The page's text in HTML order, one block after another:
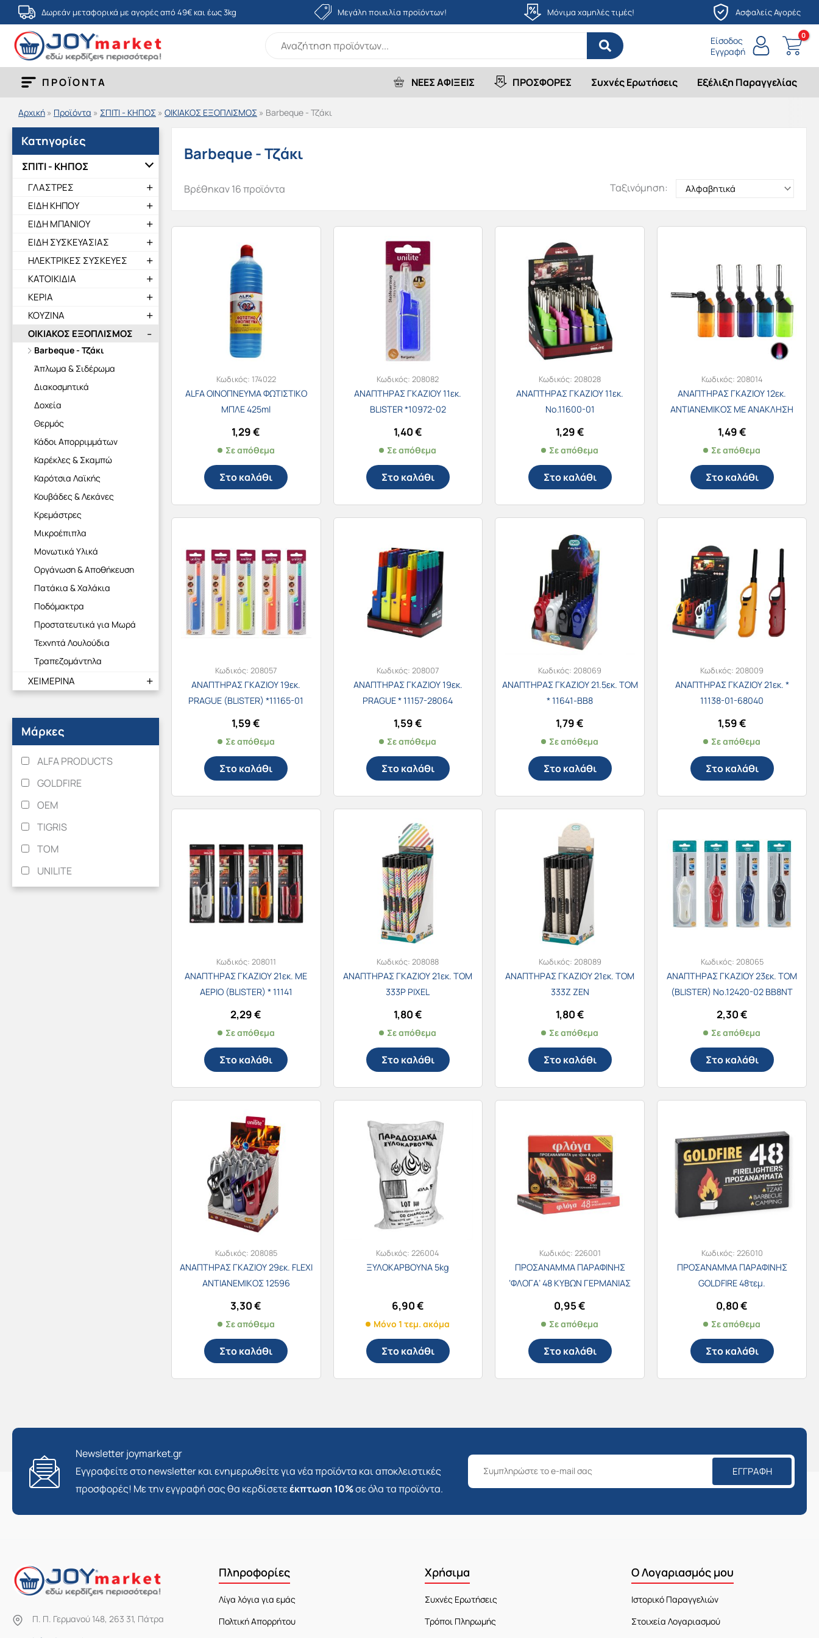
Μετάβαση
στο
περιεχόμενο
Δωρεάν μεταφορικά με αγορές από 49€ και έως 3kg Μεγάλη ποικιλία προϊόντων! Μόνιμα χαμηλές τιμές! Ασφαλείς Αγορές
Είσοδος
Εγγραφή
ΠΡΟΪΟΝΤΑ ΝΕΕΣ ΑΦΙΞΕΙΣ ΠΡΟΣΦΟΡΕΣ Συχνές Ερωτήσεις Εξέλιξη Παραγγελίας
Αρχική » Προϊόντα » ΣΠΙΤΙ - ΚΗΠΟΣ » ΟΙΚΙΑΚΟΣ ΕΞΟΠΛΙΣΜΟΣ » Barbeque - Τζάκι
Κατηγορίες
ΣΠΙΤΙ - ΚΗΠΟΣ
ΓΛΑΣΤΡΕΣ
ΕΙΔΗ ΚΗΠΟΥ
ΕΙΔΗ ΜΠΑΝΙΟΥ
ΕΙΔΗ ΣΥΣΚΕΥΑΣΙΑΣ
ΗΛΕΚΤΡΙΚΕΣ ΣΥΣΚΕΥΕΣ
ΚΑΤΟΙΚΙΔΙΑ
ΚΕΡΙΑ
ΚΟΥΖΙΝΑ
ΟΙΚΙΑΚΟΣ ΕΞΟΠΛΙΣΜΟΣ
Barbeque - Τζάκι
Άπλωμα & Σιδέρωμα
Διακοσμητικά
Δοχεία
Θερμός
Κάδοι Απορριμμάτων
Καρέκλες & Σκαμπώ
Καρότσια Λαϊκής
Κουβάδες & Λεκάνες
Κρεμάστρες
Μικροέπιπλα
Μονωτικά Υλικά
Οργάνωση & Αποθήκευση
Πατάκια & Χαλάκια
Ποδόμακτρα
Προστατευτικά για Μωρά
Τεχνητά Λουλούδια
Τραπεζομάντηλα
ΧΕΙΜΕΡΙΝΑ
Μάρκες
ALFA PRODUCTS
GOLDFIRE
OEM
TIGRIS
TOM
UNILITE
Barbeque - Τζάκι
Βρέθηκαν 16 προϊόντα Ταξινόμηση:
Κωδικός: 174022
ALFA ΟΙΝΟΠΝΕΥΜΑ ΦΩΤΙΣΤΙΚΟ
ΜΠΛΕ 425ml
1,29€
Σε απόθεμα
Στο καλάθι
Κωδικός:208082
ΑΝΑΠΤΗΡΑΣ ΓΚΑΖΙΟΥ 11εκ.
BLISTER *10972-02
1,40€
Σε απόθεμα
Στο καλάθι
Κωδικός:208028
ΑΝΑΠΤΗΡΑΣ ΓΚΑΖΙΟΥ 11εκ.
Νο.11600-01
1,29€
Σε απόθεμα
Στο καλάθι
Κωδικός: 208014
ΑΝΑΠΤΗΡΑΣ ΓΚΑΖΙΟΥ 12εκ.
ΑΝΤΙΑΝΕΜΙΚΟΣ ΜΕ ΑΝΑΚΛΗΣΗ
1,49€
Σε απόθεμα
Στο καλάθι
Κωδικός:208057
ΑΝΑΠΤΗΡΑΣ ΓΚΑΖΙΟΥ 19εκ.
PRAGUE (BLISTER) *11165-01
1,59€
Σε απόθεμα
Στο καλάθι
Κωδικός:208007
ΑΝΑΠΤΗΡΑΣ ΓΚΑΖΙΟΥ 19εκ.
PRAGUE * 11157-28064
1,59€
Σε απόθεμα
Στο καλάθι
Κωδικός:208069
ΑΝΑΠΤΗΡΑΣ ΓΚΑΖΙΟΥ 21.5εκ. TOM
* 11641-BB8
1,79€
Σε απόθεμα
Στο καλάθι
Κωδικός:208009
ΑΝΑΠΤΗΡΑΣ ΓΚΑΖΙΟΥ 21εκ. *
11138-01-68040
1,59€
Σε απόθεμα
Στο καλάθι
Κωδικός: 208011
ΑΝΑΠΤΗΡΑΣ ΓΚΑΖΙΟΥ 21εκ. ME
ΑΕΡΙΟ (BLISTER) * 11141
2,29€
Σε απόθεμα
Στο καλάθι
Κωδικός:208088
ΑΝΑΠΤΗΡΑΣ ΓΚΑΖΙΟΥ 21εκ. TOM
333P PIXEL
1,80€
Σε απόθεμα
Στο καλάθι
Κωδικός: 208089
ΑΝΑΠΤΗΡΑΣ ΓΚΑΖΙΟΥ 21εκ. TOM
333Z ZEN
1,80€
Σε απόθεμα
Στο καλάθι
Κωδικός: 208065
ΑΝΑΠΤΗΡΑΣ ΓΚΑΖΙΟΥ 23εκ. TOM
(BLISTER) No.12420-02 BB8NT
2,30€
Σε απόθεμα
Στο καλάθι
Κωδικός: 208085
ΑΝΑΠΤΗΡΑΣ ΓΚΑΖΙΟΥ 29εκ. FLEXI
ΑΝΤΙΑΝΕΜΙΚΟΣ 12596
3,30€
Σε απόθεμα
Στο καλάθι
Κωδικός:226004
ΞΥΛΟΚΑΡΒΟΥΝΑ 5kg
6,90€
Μόνο 1 τεμ. ακόμα
Στο καλάθι
Κωδικός: 226001
ΠΡΟΣΑΝΑΜΜΑ ΠΑΡΑΦΙΝΗΣ
‘ΦΛΟΓΑ’ 48 ΚΥΒΩΝ ΓΕΡΜΑΝΙΑΣ
0,95€
Σε απόθεμα
Στο καλάθι
Κωδικός: 226010
ΠΡΟΣΑΝΑΜΜΑ ΠΑΡΑΦΙΝΗΣ
GOLDFIRE 48τεμ.
0,80€
Σε απόθεμα
Στο καλάθι
Newsletter joymarket.gr
Εγγραφείτε στο newsletter και ενημερωθείτε για νέα προϊόντα και αποκλειστικές
προσφορές! Με την εγγραφή σας θα κερδίσετεέκπτωση 10%σε όλα τα προϊόντα.
ΕΓΓΡΑΦΉ
Π. Π. Γερμανού 148, 263 31, Πάτρα
Πληροφορίες
Λίγα λόγια για εμάς
Πολτική Απορρήτου
Χρήσιμα
Συχνές Ερωτήσεις
Τρόποι Πληρωμής
Ο Λογαριασμός μου
Ιστορικό Παραγγελιών
Στοιχεία Λογαριασμού